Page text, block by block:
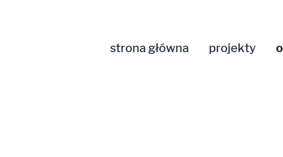
strona główna projekty